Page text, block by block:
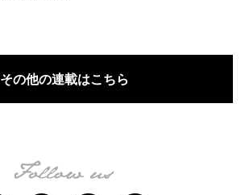
その他の連載はこちら